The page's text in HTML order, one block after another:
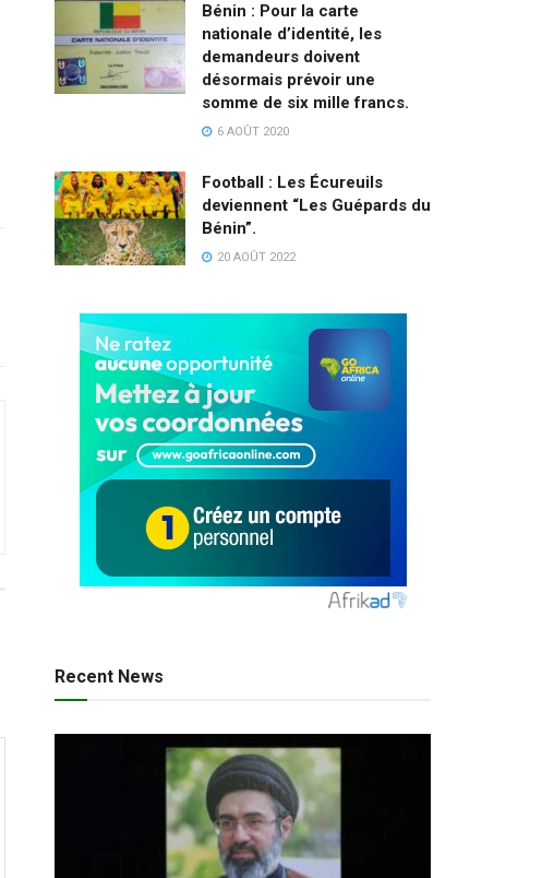
Bénin : Pour la carte
nationale d’identité, les
demandeurs doivent
désormais prévoir une
somme de six mille francs.
6 AOÛT 2020
Football : Les Écureuils
deviennent “Les Guépards du
Bénin”.
20 AOÛT 2022
Recent News